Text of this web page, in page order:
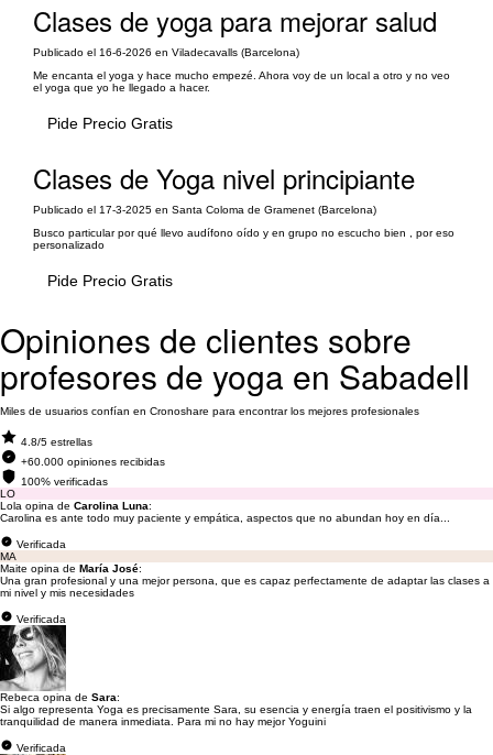
Clases de yoga para mejorar salud
Publicado el 16-6-2026 en Viladecavalls (Barcelona)
Me encanta el yoga y hace mucho empezé. Ahora voy de un local a otro y no veo
el yoga que yo he llegado a hacer.
Pide Precio Gratis
Clases de Yoga nivel principiante
Publicado el 17-3-2025 en Santa Coloma de Gramenet (Barcelona)
Busco particular por qué llevo audífono oído y en grupo no escucho bien , por eso
personalizado
Pide Precio Gratis
Opiniones de clientes sobre
profesores de yoga en Sabadell
Miles de usuarios confían en Cronoshare para encontrar los mejores profesionales
4.8/5 estrellas
+60.000 opiniones recibidas
100% verificadas
LO
Lola opina de Carolina Luna:
Carolina es ante todo muy paciente y empática, aspectos que no abundan hoy en día...
Verificada
MA
Maite opina de María José:
Una gran profesional y una mejor persona, que es capaz perfectamente de adaptar las clases a
mi nivel y mis necesidades
Verificada
Rebeca opina de Sara:
Si algo representa Yoga es precisamente Sara, su esencia y energía traen el positivismo y la
tranquilidad de manera inmediata. Para mi no hay mejor Yoguini
Verificada